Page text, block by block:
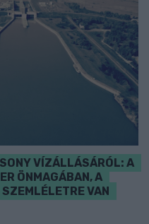
VÍZÁLLÁSÁRÓL: A
ÖNMAGÁBAN, A
VAN